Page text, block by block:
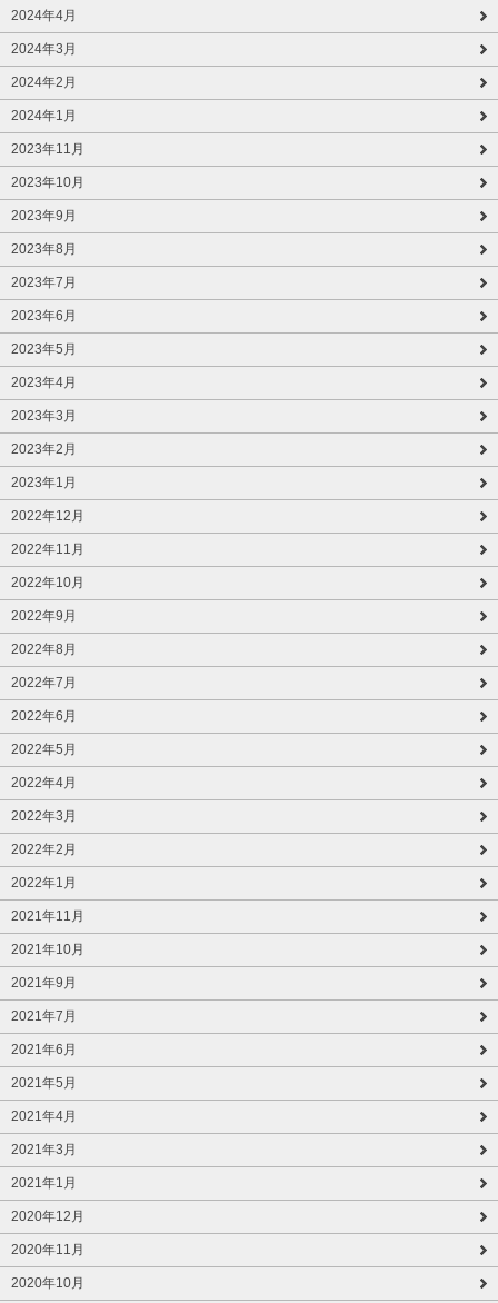
2024年4月
2024年3月
2024年2月
2024年1月
2023年11月
2023年10月
2023年9月
2023年8月
2023年7月
2023年6月
2023年5月
2023年4月
2023年3月
2023年2月
2023年1月
2022年12月
2022年11月
2022年10月
2022年9月
2022年8月
2022年7月
2022年6月
2022年5月
2022年4月
2022年3月
2022年2月
2022年1月
2021年11月
2021年10月
2021年9月
2021年7月
2021年6月
2021年5月
2021年4月
2021年3月
2021年1月
2020年12月
2020年11月
2020年10月